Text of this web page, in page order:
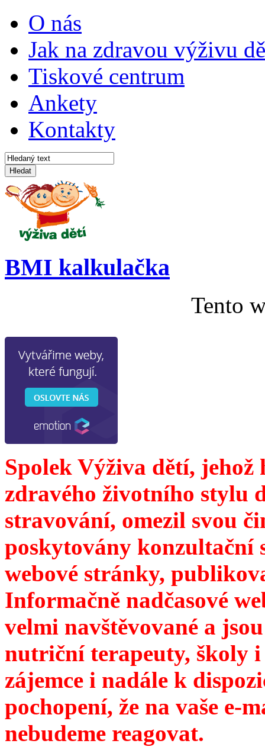
O nás
Jak na zdravou výživu
Tiskové centrum
Ankety
Kontakty
Hledat
BMI kalkulačka
Tento
Spolek Výživa dětí,
zdravého životního stylu
stravování, omezil svou
poskytovány konzultační
webové stránky,
Informačně nadčasové
velmi navštěvované a
nutriční terapeuty, školy
zájemce i nadále k
pochopení, že na vaše e-
nebudeme reagovat.